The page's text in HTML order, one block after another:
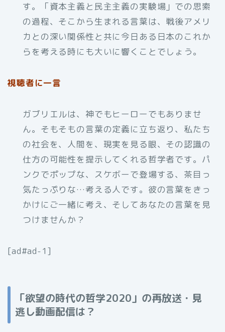
す。「資本主義と民主主義の実験場」での思索
の過程、そこから生まれる言葉は、戦後アメリ
カとの深い関係性と共に今日ある日本のこれか
らを考える時にも大いに響くことでしょう。
視聴者に一言
ガブリエルは、神でもヒーローでもありませ
ん。そもそもの言葉の定義に立ち返り、私たち
の社会を、人間を、現実を見る眼、その認識の
仕方の可能性を提示してくれる哲学者です。パ
ンクでポップな、スケボーで登場する、茶目っ
気たっぷりな…考える人です。彼の言葉をきっ
かけにご一緒に考え、そしてあなたの言葉を見
つけませんか？
[ad#ad-1]
「欲望の時代の哲学2020」の再放送・見
逃し動画配信は？